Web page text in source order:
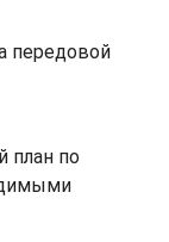
передовой
план по